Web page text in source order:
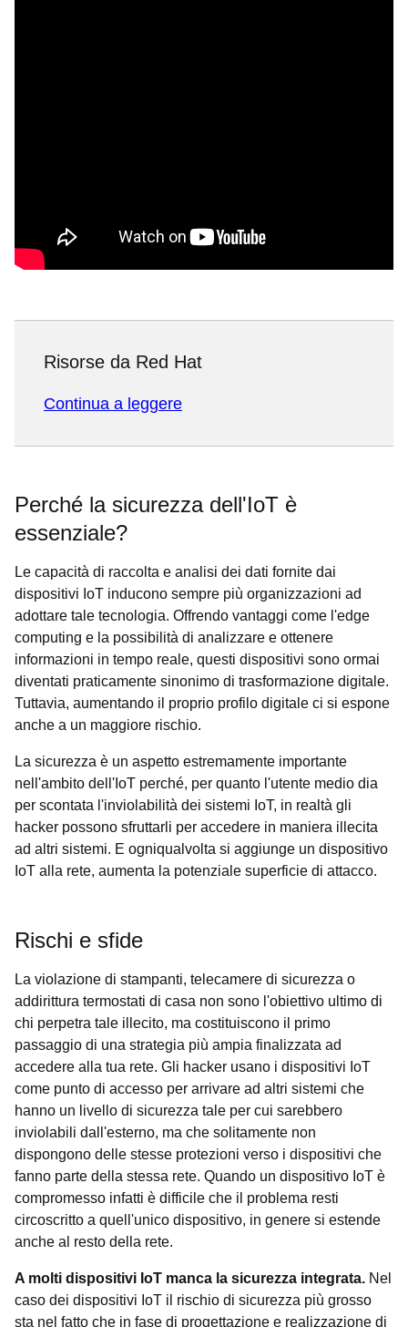
Risorse da Red Hat
Continua a leggere
Perché la sicurezza dell'IoT è
essenziale?
Le capacità di raccolta e analisi dei dati fornite dai
dispositivi IoT inducono sempre più organizzazioni ad
adottare tale tecnologia. Offrendo vantaggi come l'edge
computing e la possibilità di analizzare e ottenere
informazioni in tempo reale, questi dispositivi sono ormai
diventati praticamente sinonimo di trasformazione digitale.
Tuttavia, aumentando il proprio profilo digitale ci si espone
anche a un maggiore rischio.
La sicurezza è un aspetto estremamente importante
nell'ambito dell'IoT perché, per quanto l'utente medio dia
per scontata l'inviolabilità dei sistemi IoT, in realtà gli
hacker possono sfruttarli per accedere in maniera illecita
ad altri sistemi. E ogniqualvolta si aggiunge un dispositivo
IoT alla rete, aumenta la potenziale superficie di attacco.
Rischi e sfide
La violazione di stampanti, telecamere di sicurezza o
addirittura termostati di casa non sono l'obiettivo ultimo di
chi perpetra tale illecito, ma costituiscono il primo
passaggio di una strategia più ampia finalizzata ad
accedere alla tua rete. Gli hacker usano i dispositivi IoT
come punto di accesso per arrivare ad altri sistemi che
hanno un livello di sicurezza tale per cui sarebbero
inviolabili dall'esterno, ma che solitamente non
dispongono delle stesse protezioni verso i dispositivi che
fanno parte della stessa rete. Quando un dispositivo IoT è
compromesso infatti è difficile che il problema resti
circoscritto a quell'unico dispositivo, in genere si estende
anche al resto della rete.
A molti dispositivi IoT manca la sicurezza integrata. Nel
caso dei dispositivi IoT il rischio di sicurezza più grosso
sta nel fatto che in fase di progettazione e realizzazione di